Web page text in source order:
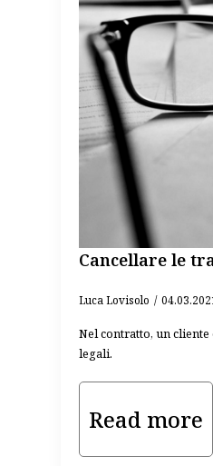
Cancellare le
Luca Lovisolo
Nel contratto, un
legali.
Read more